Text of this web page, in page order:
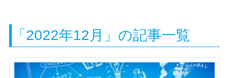
「2022年12月」の記事一覧